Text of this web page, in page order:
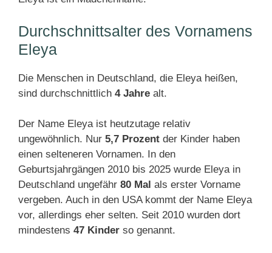
Durchschnittsalter des Vornamens
Eleya
Die Menschen in Deutschland, die Eleya heißen,
sind durchschnittlich 4 Jahre alt.
Der Name Eleya ist heutzutage relativ
ungewöhnlich. Nur 5,7 Prozent der Kinder haben
einen selteneren Vornamen. In den
Geburtsjahrgängen 2010 bis 2025 wurde Eleya in
Deutschland ungefähr 80 Mal als erster Vorname
vergeben. Auch in den USA kommt der Name Eleya
vor, allerdings eher selten. Seit 2010 wurden dort
mindestens 47 Kinder so genannt.